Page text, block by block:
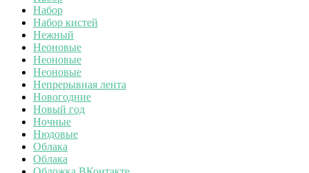
Набор
Набор кистей
Нежный
Неоновые
Неоновые
Неоновые
Непрерывная лента
Новогодние
Новый год
Ночные
Нюдовые
Облака
Облака